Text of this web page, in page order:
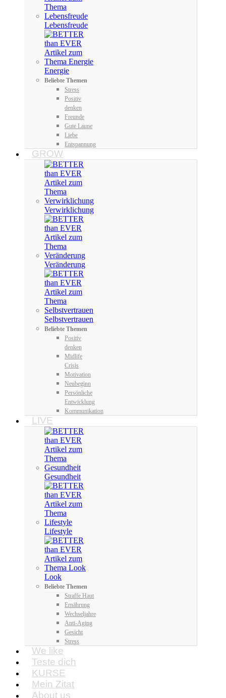
Lebensfreude
Energie
Beliebte Themen
Stress
Positiv
denken
Freunde
Gute Laune
Liebe
Entspannung
GROW
Verwirklichung
Veränderung
Selbstvertrauen
Beliebte Themen
Positiv
denken
Midlife
Crisis
Motivation
Neubeginn
Persönliche
Entwicklung
Kommunikation
LIVE
Gesundheit
Lifestyle
Look
Beliebte Themen
Straffe Haut
Ernährung
Wechseljahre
Anti-Aging
Gesicht
Stress
We like
Teste dich
KURSE
Mein Zitat
About us